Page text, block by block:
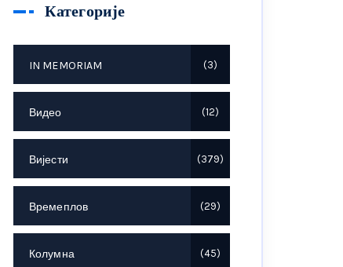
Категорије
IN MEMORIAM 3
Видео 12
Вијести 379
Времеплов 29
Колумна 45